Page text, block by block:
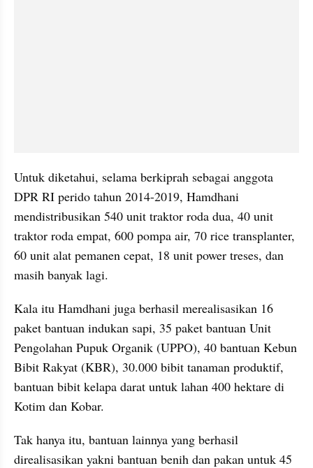
Untuk diketahui, selama berkiprah sebagai anggota
DPR RI perido tahun 2014-2019, Hamdhani
mendistribusikan 540 unit traktor roda dua, 40 unit
traktor roda empat, 600 pompa air, 70 rice transplanter,
60 unit alat pemanen cepat, 18 unit power treses, dan
masih banyak lagi.
Kala itu Hamdhani juga berhasil merealisasikan 16
paket bantuan indukan sapi, 35 paket bantuan Unit
Pengolahan Pupuk Organik (UPPO), 40 bantuan Kebun
Bibit Rakyat (KBR), 30.000 bibit tanaman produktif,
bantuan bibit kelapa darat untuk lahan 400 hektare di
Kotim dan Kobar.
Tak hanya itu, bantuan lainnya yang berhasil
direalisasikan yakni bantuan benih dan pakan untuk 45